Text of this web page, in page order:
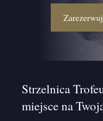
Strzelnica
miejsce na